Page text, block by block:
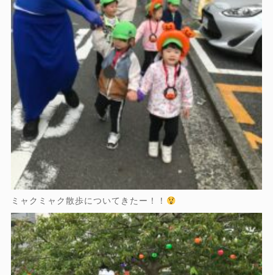
ミャクミャク散歩についてきたー！！